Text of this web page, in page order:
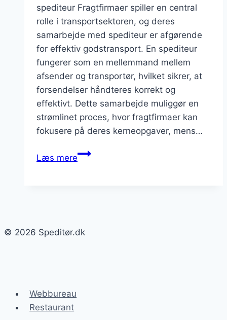
spediteur Fragtfirmaer spiller en central
rolle i transportsektoren, og deres
samarbejde med spediteur er afgørende
for effektiv godstransport. En spediteur
fungerer som en mellemmand mellem
afsender og transportør, hvilket sikrer, at
forsendelser håndteres korrekt og
effektivt. Dette samarbejde muliggør en
strømlinet proces, hvor fragtfirmaer kan
fokusere på deres kerneopgaver, mens…
Læs mereFragtfirma
© 2026 Speditør.dk
Webbureau
Restaurant